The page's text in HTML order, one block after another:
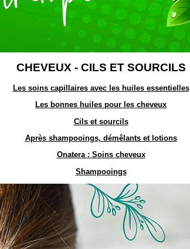
CHEVEUX - CILS ET SOURCILS
Les soins capillaires avec les huiles essentielles
Les bonnes huiles pour les cheveux
Cils et sourcils
Après shampooings, démêlants et lotions
Onatera : Soins cheveux
Shampooings